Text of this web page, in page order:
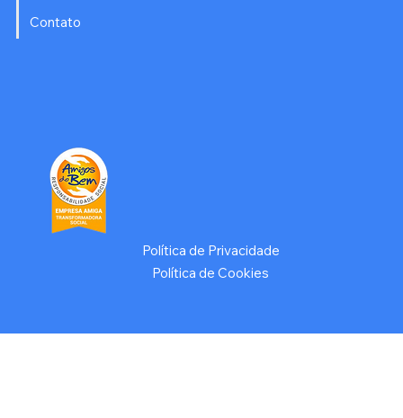
Contato
Política de Privacidade
Política de Cookies